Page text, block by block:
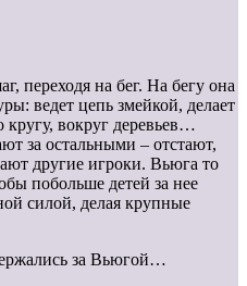
переходя на бег. На бегу она
ведет цепь змейкой, делает
вокруг деревьев…
за остальными – отстают,
другие игроки. Вьюга то
побольше детей за нее
силой, делая крупные
за Вьюгой…